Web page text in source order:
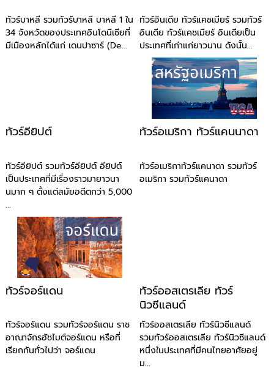
ทัวร์บาหลี รวมทัวร์บาหลี บาหลี 1 ใน
34 จังหวัดของประเทศอินโดนีเซียที่
มีเมืองหลักได้แก่ เดนปาซาร์ (De...
ทัวร์อินเดีย ทัวร์แคชเมียร์ รวมทัวร์
อินเดีย ทัวร์แคชเมียร์ อินเดียเป็น
ประเทศที่เก่าแก่ยาวนาน ดังนั้น...
ทัวร์อียิปต์
ทัวร์อียิปต์ รวมทัวร์อียิปต์ อียิปต์
เป็นประเทศที่มีเรื่องราวมายาวนา
นมาก ๆ ตั้งแต่สมัยอดีตกว่า 5,000
...
ทัวร์อเมริกา ทัวร์แคนนาดา
ทัวร์อเมริกาทัวร์แคนาดา รวมทัวร์
อเมริกา รวมทัวร์แคนาดา
ทัวร์จอร์แดน
ทัวร์จอร์แดน รวมทัวร์จอร์แดน ราช
อาณาจักรฮัชไมต์จอร์แดน หรือที่
เรียกกันทั่วไปว่า จอร์แดน
ทัวร์ออสเตรเลีย ทัวร์
นิวซีแลนด์
ทัวร์ออสเตรเลีย ทัวร์นิวซีแลนด์
รวมทัวร์ออสเตรเลีย ทัวร์นิวซีแลนด์
หนึ่งในประเทศที่มีคนไทยอาศัยอยู่
ม...